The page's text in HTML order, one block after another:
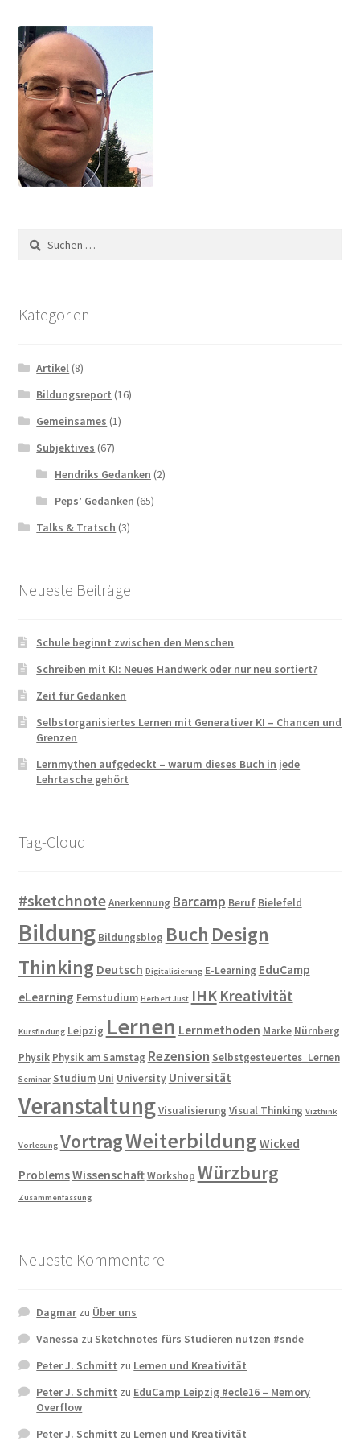
Suchen
nach:
Kategorien
Artikel (8)
Bildungsreport (16)
Gemeinsames (1)
Subjektives (67)
Hendriks Gedanken (2)
Peps’ Gedanken (65)
Talks & Tratsch (3)
Neueste Beiträge
Schule beginnt zwischen den Menschen
Schreiben mit KI: Neues Handwerk oder nur neu sortiert?
Zeit für Gedanken
Selbstorganisiertes Lernen mit Generativer KI – Chancen und
Grenzen
Lernmythen aufgedeckt – warum dieses Buch in jede
Lehrtasche gehört
Tag-Cloud
#sketchnoteAnerkennung Barcamp Beruf Bielefeld
Bildung Bildungsblog Buch Design
Thinking Deutsch Digitalisierung E-Learning EduCamp
eLearning Fernstudium Herbert Just IHK Kreativität
Kursfindung Leipzig Lernen Lernmethoden Marke Nürnberg
Physik Physik am Samstag Rezension Selbstgesteuertes_Lernen
Seminar Studium Uni University Universität
VeranstaltungVisualisierung Visual Thinking Vizthink
Vorlesung VortragWeiterbildung Wicked
ProblemsWissenschaftWorkshop Würzburg
Zusammenfassung
Neueste Kommentare
Dagmarzu Über uns
Vanessa zu Sketchnotes fürs Studieren nutzen #snde
Peter J. Schmitt zu Lernen und Kreativität
Peter J. Schmitt zu EduCamp Leipzig #ecle16 – Memory
Overflow
Peter J. Schmitt zu Lernen und Kreativität